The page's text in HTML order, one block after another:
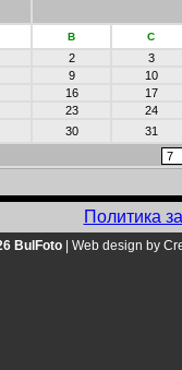
В С
2 3
9 10
16 17
23 24
30
31
Политика
BulFoto Web design by